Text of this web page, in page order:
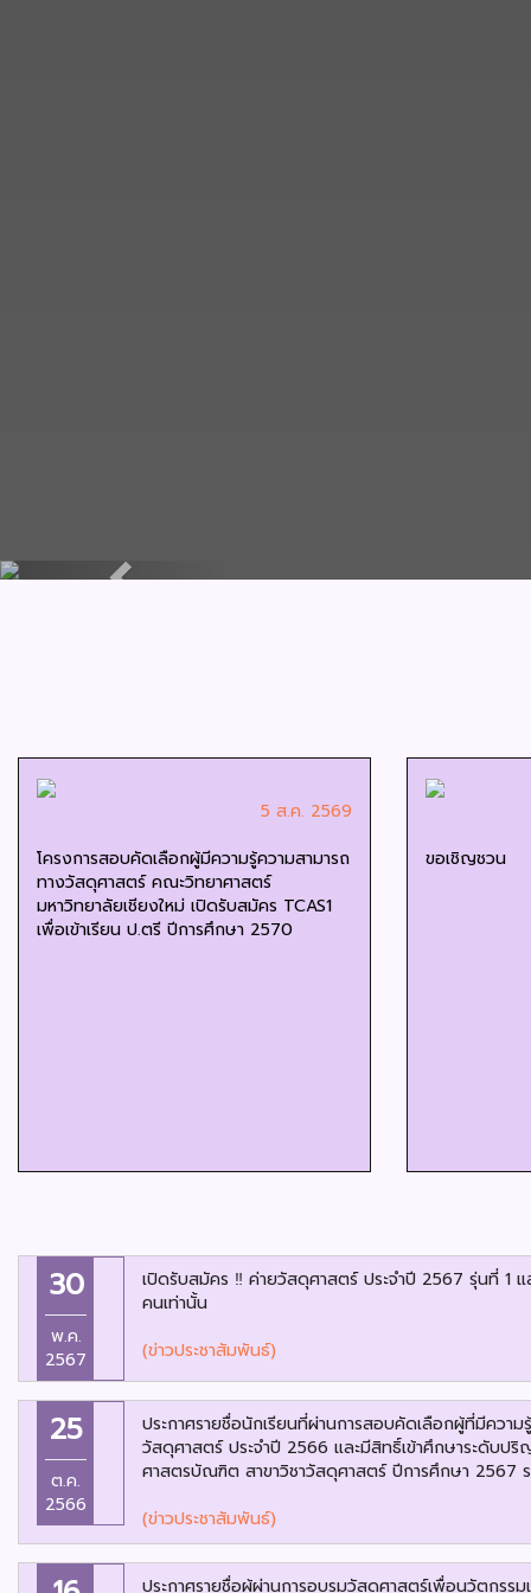
Previous
5 ส.ค. 2569
โครงการสอบคัดเลือกผู้มีความรู้ความสามารถ
ทางวัสดุศาสตร์ คณะวิทยาศาสตร์
มหาวิทยาลัยเชียงใหม่ เปิดรับสมัคร TCAS1
เพื่อเข้าเรียน ป.ตรี ปีการศึกษา 2570
ขอเชิญชวน
30
พ.ค.
2567
เปิดรับสมัคร ‼️ ค่ายวัสดุศาสตร์ ประจำปี 2567 รุ่นที่ 1
คนเท่านั้น
(ข่าวประชาสัมพันธ์)
25
ต.ค.
2566
ประกาศรายชื่อนักเรียนที่ผ่านการสอบคัดเลือกผู้ที่มีความ
วัสดุศาสตร์ ประจำปี 2566 และมีสิทธิ์เข้าศึกษาระดับป
ศาสตรบัณฑิต สาขาวิชาวัสดุศาสตร์ ปีการศึกษา 2567
(ข่าวประชาสัมพันธ์)
ประกาศรายชื่อผู้ผ่านการอบรมวัสดุศาสตร์เพื่อนวัตกรร